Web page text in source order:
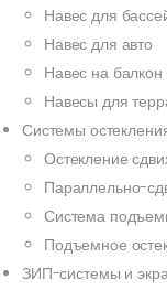
Навес для
Навес для авто
Навес на балкон
Навесы для
Системы
Остекление
Параллельно-
Система
Подъемное
ЗИП-системы и